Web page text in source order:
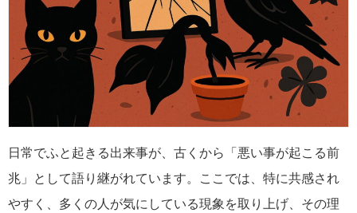
日常でふと起きる出来事が、古くから「悪い事が起こる前
兆」として語り継がれています。ここでは、特に共感され
やすく、多くの人が気にしている現象を取り上げ、その理